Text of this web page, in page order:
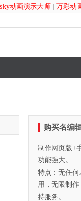
动画演示大师 |万彩动
购买名编
制作网页版+
功能强大。
特点：无任何
用，无限制
持服务。